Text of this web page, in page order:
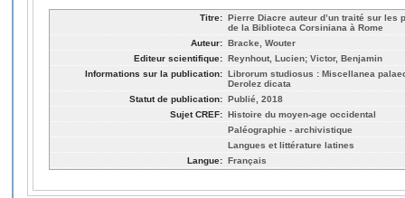
Titre: Pierre Diacre auteur d’un traité sur les
de la Biblioteca Corsiniana à Rome
Auteur: Bracke, Wouter
Editeur scientifique: Reynhout, Lucien; Victor, Benjamin
Informations sur la publication: Librorum studiosus : Miscellanea
Derolez dicata
Statut de publication: Publié, 2018
Sujet CREF: Histoire du moyen-age occidental
Paléographie - archivistique
Langues et littérature latines
Langue: Français